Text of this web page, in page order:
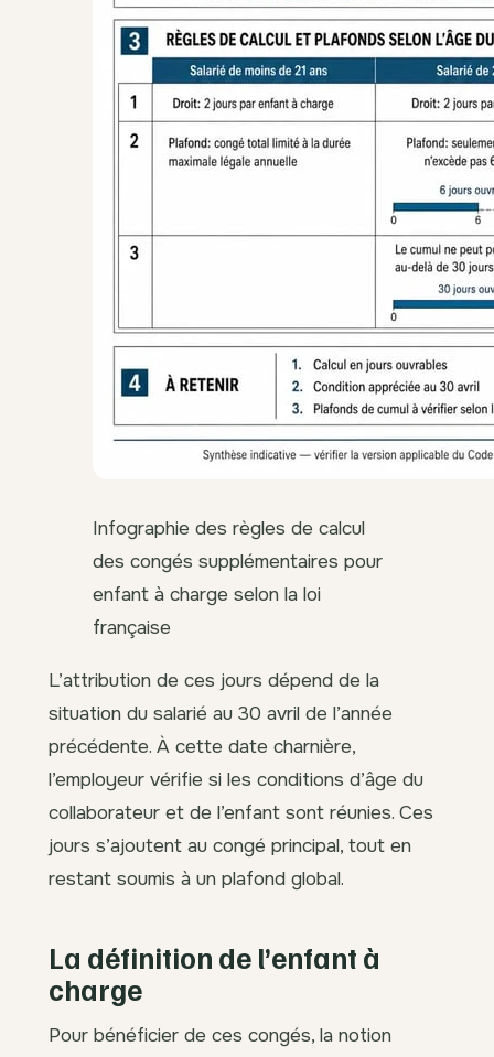
Infographie des règles de calcul
des congés supplémentaires pour
enfant à charge selon la loi
française
L’attribution de ces jours dépend de la
situation du salarié au 30 avril de l’année
précédente. À cette date charnière,
l’employeur vérifie si les conditions d’âge du
collaborateur et de l’enfant sont réunies. Ces
jours s’ajoutent au congé principal, tout en
restant soumis à un plafond global.
La définition de l’enfant à
charge
Pour bénéficier de ces congés, la notion